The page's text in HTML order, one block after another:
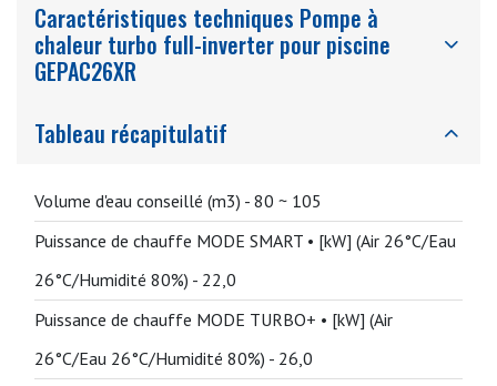
Caractéristiques techniques Pompe à
chaleur turbo full-inverter pour piscine
GEPAC26XR
Tableau récapitulatif
Volume d'eau conseillé (m3) - 80 ~ 105
Puissance de chauffe MODE SMART • [kW] (Air 26°C/Eau
26°C/Humidité 80%) - 22,0
Puissance de chauffe MODE TURBO+ • [kW] (Air
26°C/Eau 26°C/Humidité 80%) - 26,0